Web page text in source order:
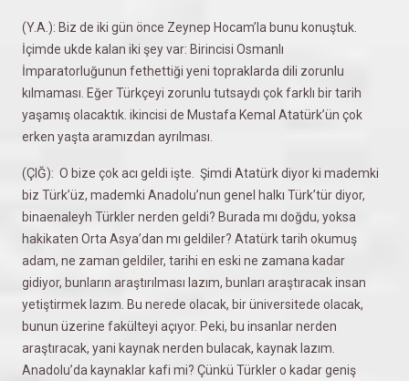
(Y.A.): Biz de iki gün önce Zeynep Hocam’la bunu konuştuk.
İçimde ukde kalan iki şey var: Birincisi Osmanlı
İmparatorluğunun fethettiği yeni topraklarda dili zorunlu
kılmaması. Eğer Türkçeyi zorunlu tutsaydı çok farklı bir tarih
yaşamış olacaktık. ikincisi de Mustafa Kemal Atatürk’ün çok
erken yaşta aramızdan ayrılması.
(ÇIĞ): O bize çok acı geldi işte. Şimdi Atatürk diyor ki mademki
biz Türk’üz, mademki Anadolu’nun genel halkı Türk’tür diyor,
binaenaleyh Türkler nerden geldi? Burada mı doğdu, yoksa
hakikaten Orta Asya’dan mı geldiler? Atatürk tarih okumuş
adam, ne zaman geldiler, tarihi en eski ne zamana kadar
gidiyor, bunların araştırılması lazım, bunları araştıracak insan
yetiştirmek lazım. Bu nerede olacak, bir üniversitede olacak,
bunun üzerine fakülteyi açıyor. Peki, bu insanlar nerden
araştıracak, yani kaynak nerden bulacak, kaynak lazım.
Anadolu’da kaynaklar kafi mi? Çünkü Türkler o kadar geniş